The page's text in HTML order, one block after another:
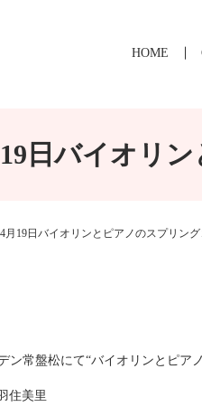
HOME
日バイオリン
19日バイオリンとピアノのスプリング
ン常盤松にて“バイオリンとピア
美里